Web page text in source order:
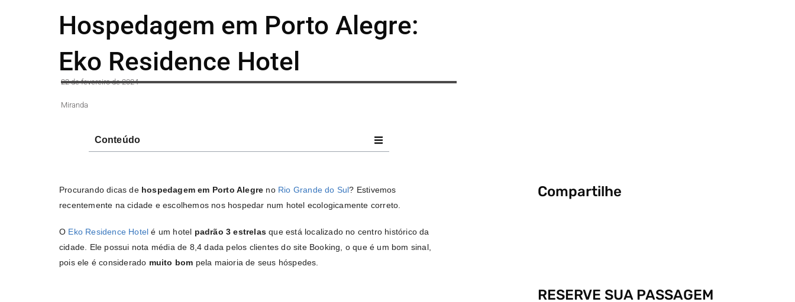
Hospedagem em Porto Alegre:
Eko Residence Hotel
22 de fevereiro de 2024
Miranda
Conteúdo
Procurando dicas de hospedagem em Porto Alegre no Rio Grande do Sul? Estivemos
recentemente na cidade e escolhemos nos hospedar num hotel ecologicamente correto.
O Eko Residence Hotel é um hotel padrão 3 estrelas que está localizado no centro histórico da
cidade. Ele possui nota média de 8,4 dada pelos clientes do site Booking, o que é um bom sinal,
pois ele é considerado muito bom pela maioria de seus hóspedes.
Compartilhe
RESERVE SUA PASSAGEM